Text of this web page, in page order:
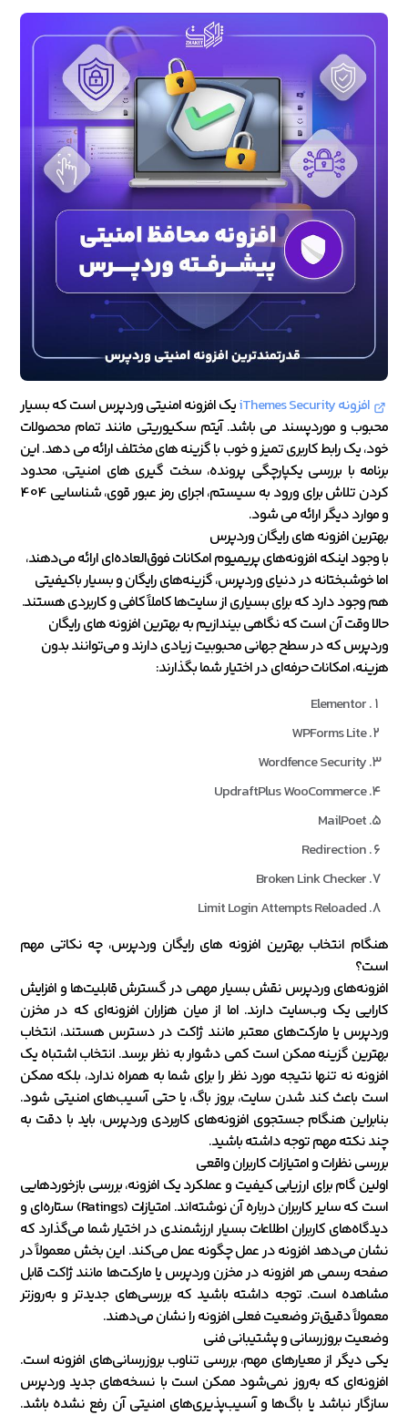
افزونه iThemes Security
یک افزونه امنیتی وردپرس است که بسیار
محبوب و موردپسند می باشد. آیتم سکیوریتی مانند تمام محصولات
خود، یک رابط کاربری تمیز و خوب با گزینه های مختلف ارائه می دهد. این
برنامه با بررسی یکپارچگی پرونده، سخت گیری های امنیتی، محدود
کردن تلاش برای ورود به سیستم، اجرای رمز عبور قوی، شناسایی 404
و موارد دیگر ارائه می شود.
بهترین افزونه های رایگان وردپرس
با وجود اینکه افزونه‌های پریمیوم امکانات فوق‌العاده‌ای ارائه می‌دهند،
اما خوشبختانه در دنیای وردپرس، گزینه‌های رایگان و بسیار باکیفیتی
هم وجود دارد که برای بسیاری از سایت‌ها کاملاً کافی و کاربردی هستند.
حالا وقت آن است که نگاهی بیندازیم به بهترین افزونه‌ های رایگان
وردپرس که در سطح جهانی محبوبیت زیادی دارند و می‌توانند بدون
هزینه، امکانات حرفه‌ای در اختیار شما بگذارند:
Elementor
WPForms Lite
Wordfence Security
UpdraftPlus WooCommerce
MailPoet
Redirection
Broken Link Checker
Limit Login Attempts Reloaded
هنگام انتخاب بهترین افزونه های رایگان وردپرس، چه نکاتی مهم
است؟
افزونه‌های وردپرس نقش بسیار مهمی در گسترش قابلیت‌ها و افزایش
کارایی یک وب‌سایت دارند. اما از میان هزاران افزونه‌ای که در مخزن
وردپرس یا مارکت‌های معتبر مانند ژاکت در دسترس هستند، انتخاب
بهترین گزینه ممکن است کمی دشوار به نظر برسد. انتخاب اشتباه یک
افزونه نه تنها نتیجه مورد نظر را برای شما به همراه ندارد، بلکه ممکن
است باعث کند شدن سایت، بروز باگ، یا حتی آسیب‌های امنیتی شود.
بنابراین هنگام جستجوی افزونه‌های کاربردی وردپرس، باید با دقت به
چند نکته مهم توجه داشته باشید.
بررسی نظرات و امتیازات کاربران واقعی
اولین گام برای ارزیابی کیفیت و عملکرد یک افزونه، بررسی بازخوردهایی
است که سایر کاربران درباره آن نوشته‌اند. امتیازات (Ratings) ستاره‌ای و
دیدگاه‌های کاربران اطلاعات بسیار ارزشمندی در اختیار شما می‌گذارد که
نشان می‌دهد افزونه در عمل چگونه عمل می‌کند. این بخش معمولاً در
صفحه رسمی هر افزونه در مخزن وردپرس یا مارکت‌ها مانند ژاکت قابل
مشاهده است. توجه داشته باشید که بررسی‌های جدیدتر و به‌روزتر
معمولاً دقیق‌تر وضعیت فعلی افزونه را نشان می‌دهند.
وضعیت بروزرسانی و پشتیبانی فنی
یکی دیگر از معیارهای مهم، بررسی تناوب بروزرسانی‌های افزونه است.
افزونه‌ای که به‌روز نمی‌شود ممکن است با نسخه‌های جدید وردپرس
سازگار نباشد یا باگ‌ها و آسیب‌پذیری‌های امنیتی آن رفع نشده باشد.